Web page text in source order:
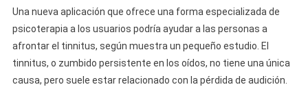
Una nueva aplicación que ofrece una forma especializada de
psicoterapia a los usuarios podría ayudar a las personas a
afrontar el tinnitus, según muestra un pequeño estudio. El
tinnitus, o zumbido persistente en los oídos, no tiene una única
causa, pero suele estar relacionado con la pérdida de audición.